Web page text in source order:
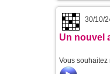
30/10/
Un nouvel
Vous souhaitez